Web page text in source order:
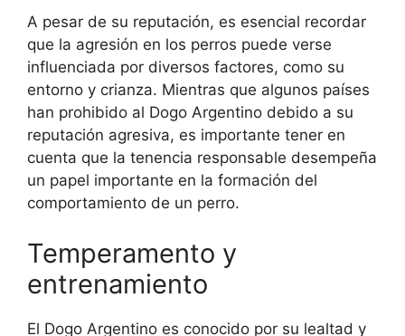
A pesar de su reputación, es esencial recordar
que la agresión en los perros puede verse
influenciada por diversos factores, como su
entorno y crianza. Mientras que algunos países
han prohibido al Dogo Argentino debido a su
reputación agresiva, es importante tener en
cuenta que la tenencia responsable desempeña
un papel importante en la formación del
comportamiento de un perro.
Temperamento y
entrenamiento
El Dogo Argentino es conocido por su lealtad y